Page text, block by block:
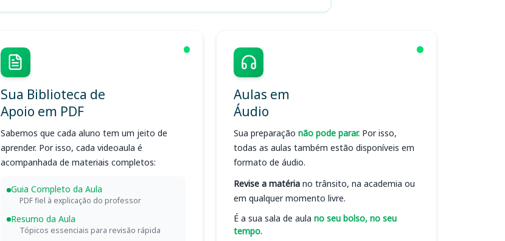
Sua Biblioteca de
Apoio em PDF
Sabemos que cada aluno tem um jeito de
aprender. Por isso, cada videoaula é
acompanhada de materiais completos:
Guia Completo da Aula
PDF fiel à explicação do professor
Resumo da Aula
Tópicos essenciais para revisão rápida
Aulas em
Áudio
Sua preparação não pode parar. Por isso,
todas as aulas também estão disponíveis em
formato de áudio.
Revise a matéria no trânsito, na academia ou
em qualquer momento livre.
É a sua sala de aula no seu bolso, no seu
tempo.